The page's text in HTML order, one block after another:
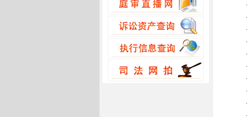
·
·
·
·
·
·
·
·
·